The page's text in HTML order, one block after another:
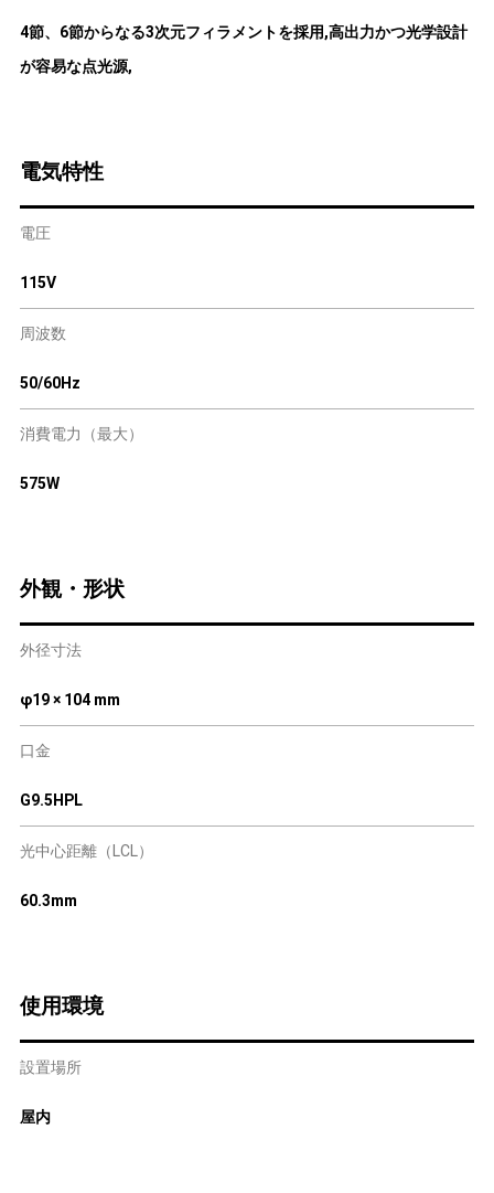
4節、6節からなる3次元フィラメントを採用,高出力かつ光学設計
が容易な点光源,
電気特性
電圧
115V
周波数
50/60Hz
消費電力（最大）
575W
外観・形状
外径寸法
φ19 × 104 mm
口金
G9.5HPL
光中心距離（LCL）
60.3mm
使用環境
設置場所
屋内